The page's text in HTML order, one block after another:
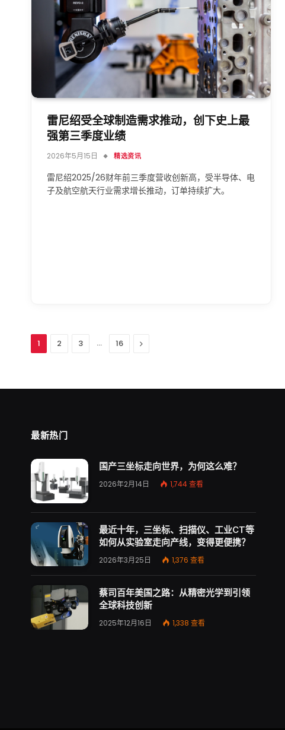
雷尼绍受全球制造需求推动，创下史上最
强第三季度业绩
2026年5月15日 精选资讯
雷尼绍2025/26财年前三季度营收创新高，受半导体、电
子及航空航天行业需求增长推动，订单持续扩大。
1 2 3 … 16
下
最新热门
国产三坐标走向世界，为何这么难？
2026年2月14日 1,744查看
最近十年，三坐标、扫描仪、工业CT等
如何从实验室走向产线，变得更便携？
2026年3月25日 1,376 查看
蔡司百年美国之路：从精密光学到引领
全球科技创新
2025年12月16日 1,338 查看